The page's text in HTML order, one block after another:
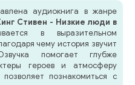
аудиокнига в жанре
Стивен - Низкие люди в
в выразительном
чему история звучит
помогает глубже
героев и атмосферу
познакомиться с